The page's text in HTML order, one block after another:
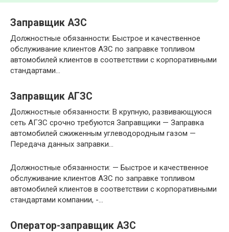
Заправщик АЗС
Должностные обязанности: Быстрое и качественное
обслуживание клиентов АЗС по заправке топливом
автомобилей клиентов в соответствии с корпоративными
стандартами…
Заправщик АГЗС
Должностные обязанности: В крупную, развивающуюся
сеть АГЗС срочно требуются Заправщики — Заправка
автомобилей сжиженным углеводородным газом —
Передача данных заправки…
Должностные обязанности: — Быстрое и качественное
обслуживание клиентов АЗС по заправке топливом
автомобилей клиентов в соответствии с корпоративными
стандартами компании, -…
Оператор-заправщик АЗС